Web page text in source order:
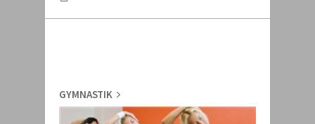
GYMNASTIK